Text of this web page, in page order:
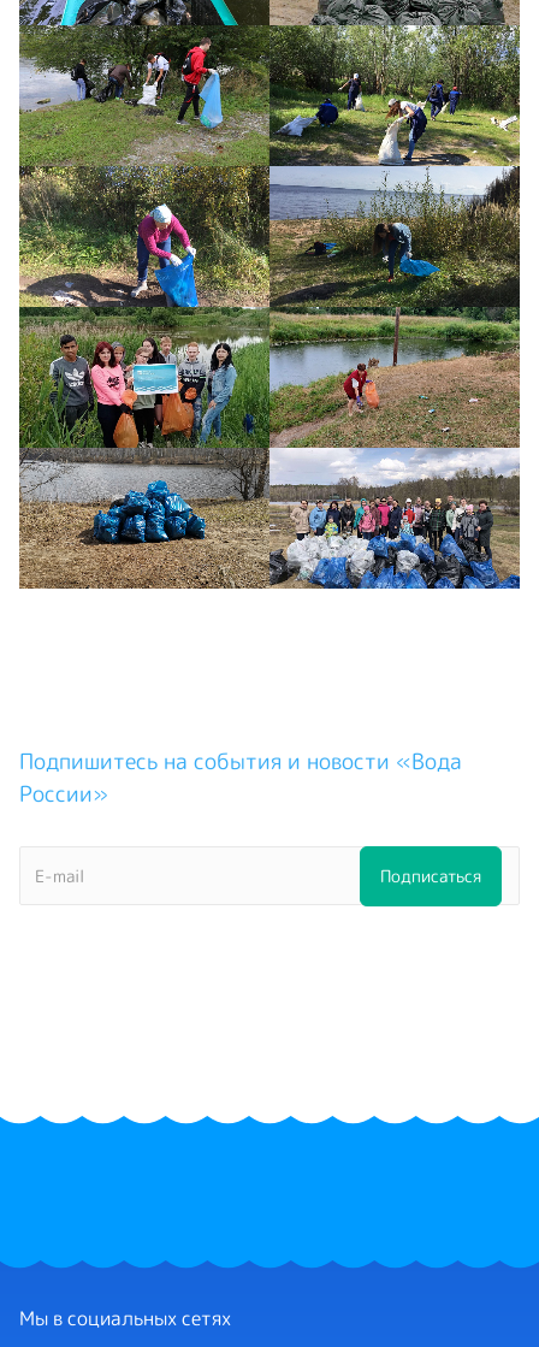
Подпишитесь на события и новости «Вода
России»
Мы в социальных сетях